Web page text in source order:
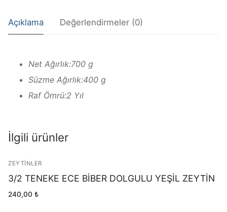
ZEYTİN
adet
Açıklama Değerlendirmeler (0)
Net Ağırlık:700 g
Süzme Ağırlık:400 g
Raf Ömrü:2 Yıl
İlgili ürünler
ZEYTINLER
3/2 TENEKE ECE BİBER DOLGULU YEŞİL ZEYTİN
240,00 ₺